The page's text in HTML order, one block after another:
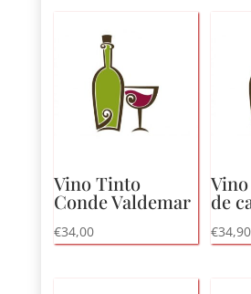
Vino Tinto
Conde Valdemar
€34,00
de
€34,90